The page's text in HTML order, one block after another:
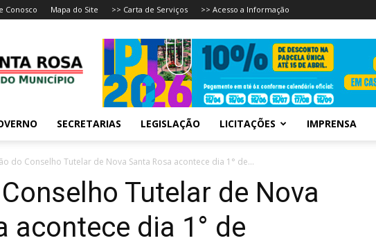
Conosco Mapa do Site >> Carta de Serviços >> Acesso a Informação
SECRETARIAS LEGISLAÇÃO LICITAÇÕES IMPRENSA
do Conselho Tutelar de Nova Santa Rosa acontece dia 1° de...
Tutelar de Nova
acontece dia 1° de